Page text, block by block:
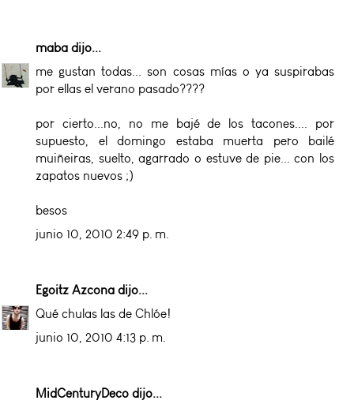
maba dijo...
me gustan todas... son cosas mías o ya suspirabas
por ellas el verano pasado????
por cierto...no, no me bajé de los tacones.... por
supuesto, el domingo estaba muerta pero bailé
muiñeiras, suelto, agarrado o estuve de pie... con los
zapatos nuevos ;)
besos
junio 10, 2010 2:49 p. m.
Egoitz Azcona dijo...
Qué chulas las de Chlóe!
junio 10, 2010 4:13 p. m.
MidCenturyDeco dijo...